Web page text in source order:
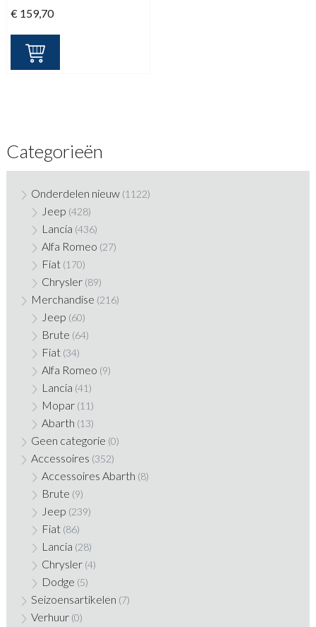
€ 159,70
Categorieën
Onderdelen nieuw (1122)
Jeep (428)
Lancia (436)
Alfa Romeo (27)
Fiat (170)
Chrysler (89)
Merchandise (216)
Jeep (60)
Brute (64)
Fiat (34)
Alfa Romeo (9)
Lancia (41)
Mopar (11)
Abarth (13)
Geen categorie (0)
Accessoires (352)
Accessoires Abarth (8)
Brute (9)
Jeep (239)
Fiat (86)
Lancia (28)
Chrysler (4)
Dodge (5)
Seizoensartikelen (7)
Verhuur (0)